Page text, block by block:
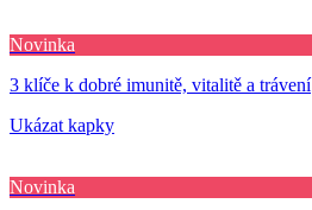
Novinka
3 klíče k dobré imunitě, vitalitě a trávení
Ukázat kapky
Novinka